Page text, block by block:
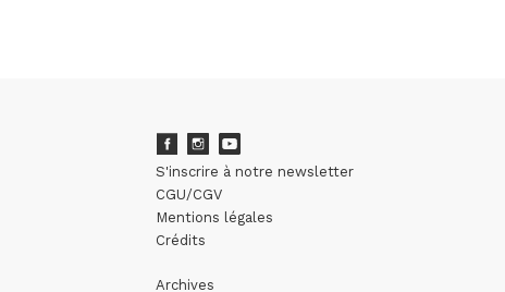
S'inscrire à notre newsletter
CGU/CGV
Mentions légales
Crédits
Archives